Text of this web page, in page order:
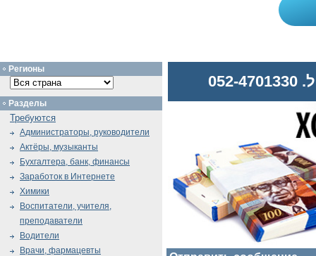
Регионы
Разделы
Требуются
Администраторы, руководители
Актёры, музыканты
Бухгалтера, банк, финансы
Заработок в Интернете
Химики
Воспитатели, учителя,
преподаватели
Водители
Врачи, фармацевты